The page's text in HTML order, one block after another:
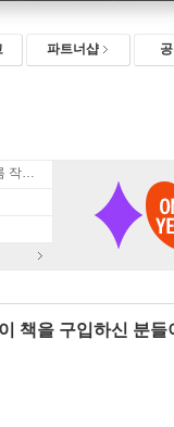
파트너샵
뮤지컬 〈휴남동 서점〉X 황보름 작가 북토크
이 책을 구입하신 분